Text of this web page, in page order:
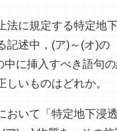
法に規定する特定地
記述中，(ア)～(オ)の
挿入すべき語句の
しいものはどれか。
おいて「特定地下浸透